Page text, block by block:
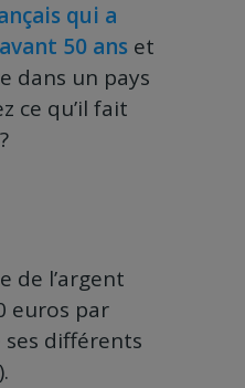
qui a
50 ans et
dans un pays
ce qu’il fait
de l’argent
euros par
ses différents